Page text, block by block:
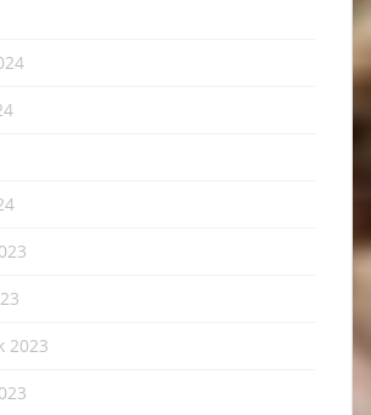
2023